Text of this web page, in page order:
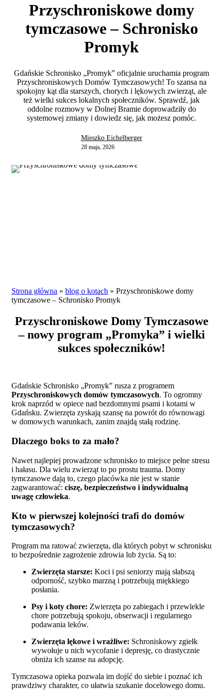
Przyschroniskowe domy
tymczasowe – Schronisko
Promyk
Gdańskie Schronisko „Promyk” oficjalnie uruchamia program
Przyschroniskowych Domów Tymczasowych! To szansa na
spokojny kąt dla starszych, chorych i lękowych zwierząt, ale
też wielki sukces lokalnych społeczników. Sprawdź, jak
oddolne rozmowy w Dolnej Bramie doprowadziły do
systemowej zmiany i dowiedz się, jak możesz pomóc.
Mieszko Eichelberger
28 maja, 2026
Strona główna » blog o kotach » Przyschroniskowe domy
tymczasowe – Schronisko Promyk
Przyschroniskowe Domy Tymczasowe
– nowy program „Promyka” i wielki
sukces społeczników!
Gdańskie Schronisko „Promyk” rusza z programem
Przyschroniskowych domów tymczasowych. To ogromny
krok naprzód w opiece nad bezdomnymi psami i kotami w
Gdańsku. Zwierzęta zyskają szansę na powrót do równowagi
w domowych warunkach, zanim znajdą stałą rodzinę.
Dlaczego boks to za mało?
Nawet najlepiej prowadzone schronisko to miejsce pełne stresu
i hałasu. Dla wielu zwierząt to po prostu trauma. Domy
tymczasowe dają to, czego placówka nie jest w stanie
zagwarantować: ciszę, bezpieczeństwo i indywidualną
uwagę człowieka.
Kto w pierwszej kolejności trafi do domów
tymczasowych?
Program ma ratować zwierzęta, dla których pobyt w schronisku
to bezpośrednie zagrożenie zdrowia lub życia. Są to:
Zwierzęta starsze: Koci i psi seniorzy mają słabszą
odporność, szybko marzną i potrzebują miękkiego
posłania.
Psy i koty chore: Zwierzęta po zabiegach i przewlekle
chore potrzebują spokoju, obserwacji i regularnego
podawania leków.
Zwierzęta lękowe i wrażliwe: Schroniskowy zgiełk
wywołuje u nich wycofanie i depresję, co drastycznie
obniża ich szanse na adopcję.
Tymczasowa opieka pozwala im dojść do siebie i poznać ich
prawdziwy charakter, co ułatwia szukanie docelowego domu.